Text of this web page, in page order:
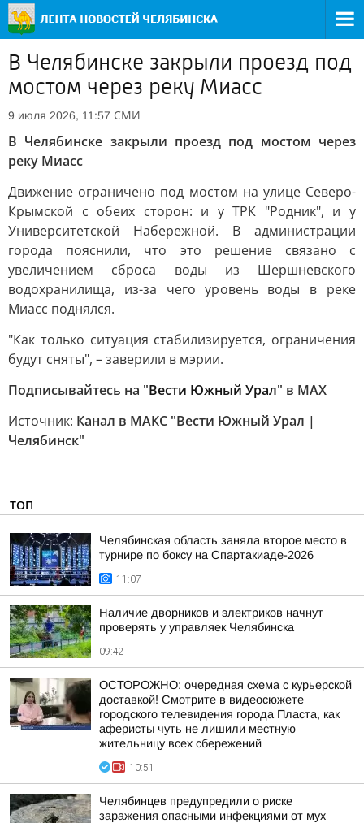
В Челябинске закрыли проезд под
мостом через реку Миасс
9 июля 2026, 11:57 СМИ
В Челябинске закрыли проезд под мостом через
реку Миасс
Движение ограничено под мостом на улице Северо-
Крымской с обеих сторон: и у ТРК "Родник", и у
Университетской Набережной. В администрации
города пояснили, что это решение связано с
увеличением сброса воды из Шершневского
водохранилища, из-за чего уровень воды в реке
Миасс поднялся.
"Как только ситуация стабилизируется, ограничения
будут сняты", – заверили в мэрии.
Подписывайтесь на "Вести Южный Урал" в MAХ
Источник: Канал в МАКС "Вести Южный Урал |
Челябинск"
ТОП
Челябинская область заняла второе место в
турнире по боксу на Спартакиаде-2026
11:07
Наличие дворников и электриков начнут
проверять у управляек Челябинска
09:42
ОСТОРОЖНО: очередная схема с курьерской
доставкой! Смотрите в видеосюжете
городского телевидения города Пласта, как
аферисты чуть не лишили местную
жительницу всех сбережений
10:51
Челябинцев предупредили о риске
заражения опасными инфекциями от мух